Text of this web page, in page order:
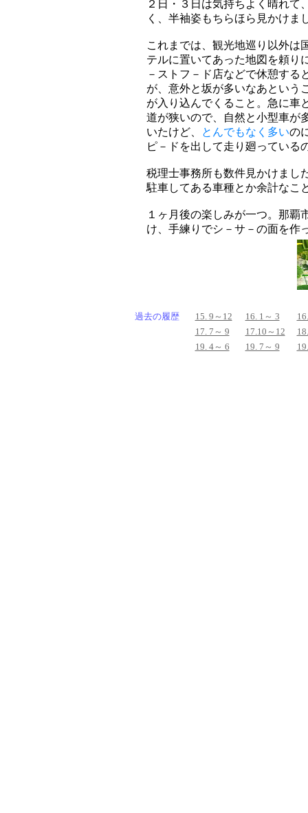
２日・３日は気持ちよく晴れて
く、半袖姿もちらほら見かけま
これまでは、観光地巡り以外は
テルに置いてあった地図を頼り
－ストフ－ド店などで休憩する
が、意外と坂が多いなあという
が入り込んでくること。急に車
道が狭いので、自然と小型車が
いたけど、
とんでもなく多いの
ピ－ドを出して走り廻っている
税理士事務所も数件見かけまし
駐車してある車種とか余計なこ
１ヶ月後の楽しみが一つ。那覇
け、手練りでシ－サ－の面を作
過去の履歴 15. 9～12 16. 1～ 3
17. 7～ 9
17.10～12
19. 4～ 6
19. 7～ 9